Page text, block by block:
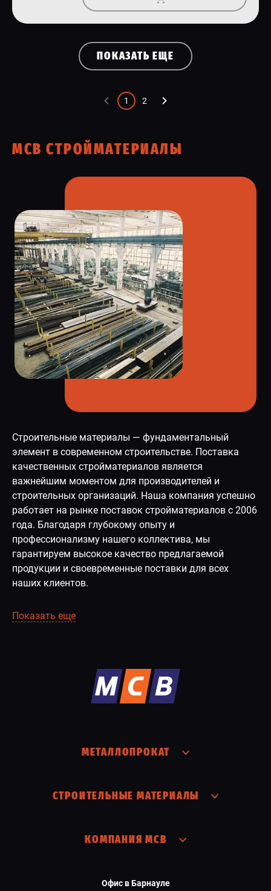
ПОКАЗАТЬ ЕЩЕ
1 2
МСВ СТРОЙМАТЕРИАЛЫ
Строительные материалы — фундаментальный
элемент в современном строительстве. Поставка
качественных стройматериалов является
важнейшим моментом для производителей и
строительных организаций. Наша компания успешно
работает на рынке поставок стройматериалов с 2006
года. Благодаря глубокому опыту и
профессионализму нашего коллектива, мы
гарантируем высокое качество предлагаемой
продукции и своевременные поставки для всех
наших клиентов.
Показать еще
МЕТАЛЛОПРОКАТ
СТРОИТЕЛЬНЫЕ МАТЕРИАЛЫ
КОМПАНИЯ МСВ
Офис в Барнауле